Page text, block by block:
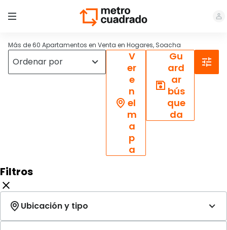
Más de 60 Apartamentos en Venta en Hogares, Soacha
V
er
e
n
el
m
a
p
a
Gu
ard
ar
bús
que
da
Filtros